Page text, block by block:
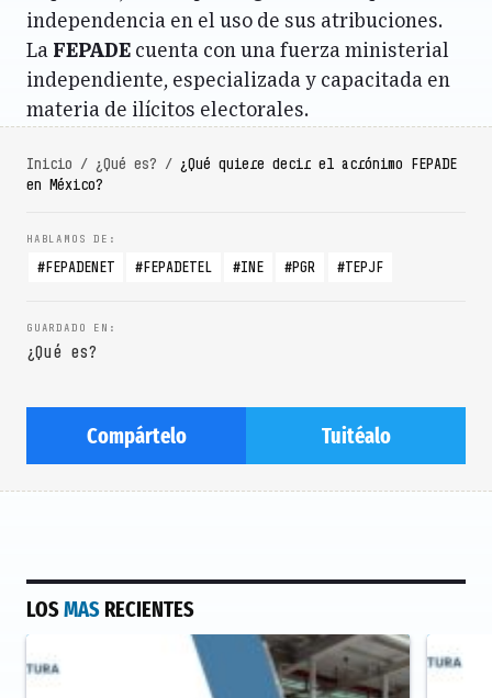
independencia en el uso de sus atribuciones.
La FEPADE cuenta con una fuerza ministerial
independiente, especializada y capacitada en
materia de ilícitos electorales.
Inicio / ¿Qué es? / ¿Qué quiere decir el acrónimo FEPADE
en México?
FEPADENET FEPADETEL INE PGR TEPJF
¿Qué es?
Compártelo Tuitéalo
LOSMAS RECIENTES